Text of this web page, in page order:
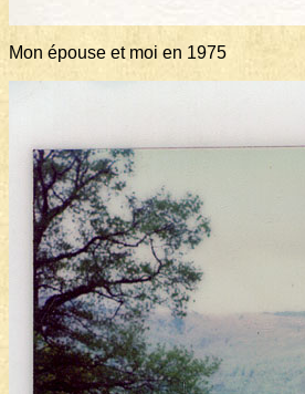
Mon épouse et moi en 1975